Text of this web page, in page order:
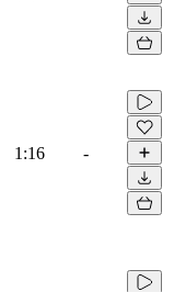
1:16 -